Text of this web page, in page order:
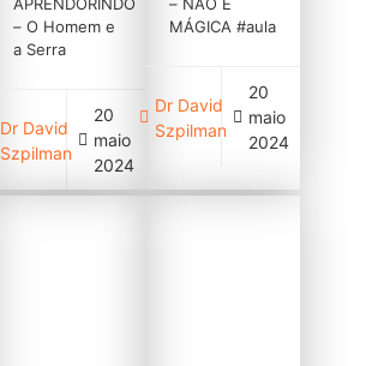
– O Homem e
a Serra
socorros
#afogamento
#instrução
#curso
Dr David
Szpilman
20
maio
2024
MÁGICA #aula
#afogamento
#instrução
#curso
EM
Dr David
Szpilman
20
maio
2024